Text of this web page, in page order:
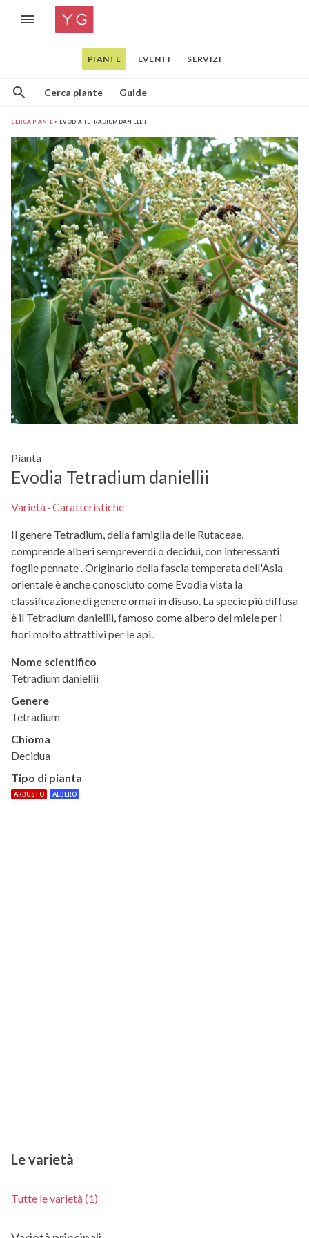
PIANTE EVENTI SERVIZI
Cerca piante Guide
CERCA PIANTE EVODIA TETRADIUM DANIELLII
Pianta
Evodia Tetradium daniellii
Varietà ·Caratteristiche
Il genere Tetradium, della famiglia delle Rutaceae,
comprende alberi sempreverdi o decidui, con interessanti
foglie pennate . Originario della fascia temperata dell'Asia
orientale è anche conosciuto come Evodia vista la
classificazione di genere ormai in disuso. La specie più diffusa
è il Tetradium daniellii, famoso come albero del miele per i
fiori molto attrattivi per le api.
Nome scientifico
Tetradium daniellii
Genere
Tetradium
Chioma
Decidua
Tipo di pianta
ARBUSTO ALBERO
Le varietà
Tutte le varietà (1)